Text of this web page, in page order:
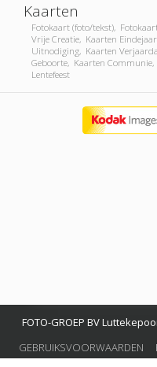
Kaarten
Fotokaart (foto/tekst),
Vrije Creatie, Kaarten
Uitnodiging, Kaarten
Geboorte, Kaarten
Lentefeest
FOTO-GROEP BV
GEBRUIKSVOORWAARDEN